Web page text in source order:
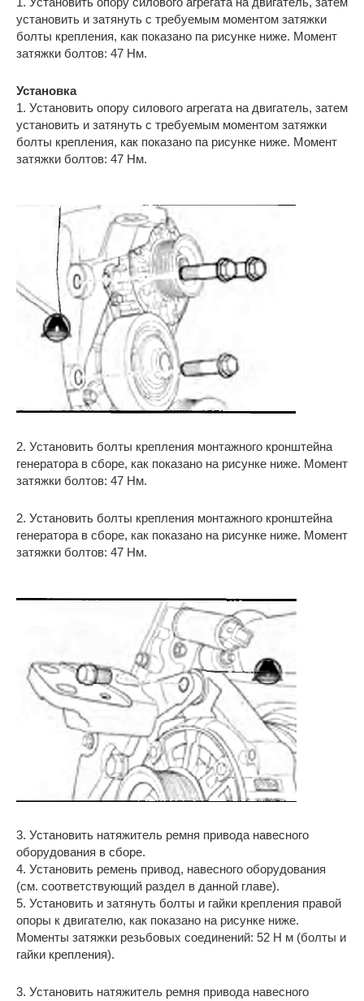
установить и затянуть с требуемым моментом затяжки
болты крепления, как показано па рисунке ниже. Момент
затяжки болтов: 47 Нм.
Установка
1. Установить опору силового агрегата на двигатель, затем
установить и затянуть с требуемым моментом затяжки
болты крепления, как показано па рисунке ниже. Момент
затяжки болтов: 47 Нм.
2. Установить болты крепления монтажного кронштейна
генератора в сборе, как показано на рисунке ниже. Момент
затяжки болтов: 47 Нм.
2. Установить болты крепления монтажного кронштейна
генератора в сборе, как показано на рисунке ниже. Момент
затяжки болтов: 47 Нм.
3. Установить натяжитель ремня привода навесного
оборудования в сборе.
4. Установить ремень привод, навесного оборудования
(см. соответствующий раздел в данной главе).
5. Установить и затянуть болты и гайки крепления правой
опоры к двигателю, как показано на рисунке ниже.
Моменты затяжки резьбовых соединений: 52 Н м (болты и
гайки крепления).
3. Установить натяжитель ремня привода навесного